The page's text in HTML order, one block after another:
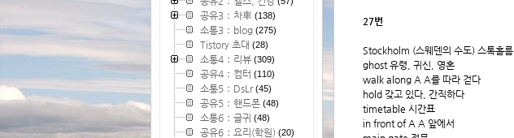
공유3：차車(138)
소통3：blog(275)
Tistory 초대 (28)
소통4：리뷰(309)
공유4：컴터 (110)
소통5：DsLr(45)
공유5：핸드폰(48)
소통6：글귀 (48)
공유6：요리(학원)(20)
27번
Stockholm (스웨덴의 수도) 스톡홀름
ghost 유령, 귀신, 영혼
walk along A A를 따라 걷다
hold 갖고 있다, 간직하다
timetable 시간표
in front of A A 앞에서